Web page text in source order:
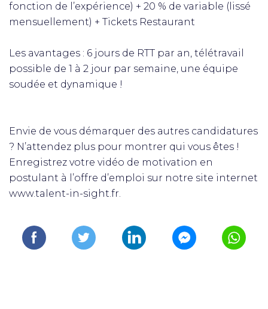
fonction de l’expérience) + 20 % de variable (lissé
mensuellement) + Tickets Restaurant
Les avantages : 6 jours de RTT par an, télétravail
possible de 1 à 2 jour par semaine, une équipe
soudée et dynamique !
Envie de vous démarquer des autres candidatures
? N’attendez plus pour montrer qui vous êtes !
Enregistrez votre vidéo de motivation en
postulant à l’offre d’emploi sur notre site internet
www.talent-in-sight.fr.